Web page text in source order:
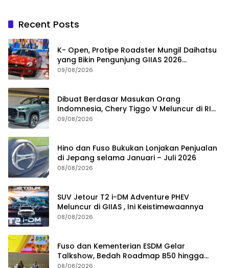
Recent Posts
K- Open, Protipe Roadster Mungil Daihatsu
yang Bikin Pengunjung GIIAS 2026
Penasaran
09/08/2026
Dibuat Berdasar Masukan Orang
Indomnesia, Chery Tiggo V Meluncur di RI
Kuartal IV Tahun Ini
09/08/2026
Hino dan Fuso Bukukan Lonjakan Penjualan
di Jepang selama Januari – Juli 2026
08/08/2026
SUV Jetour T2 i-DM Adventure PHEV
Meluncur di GIIAS , Ini Keistimewaannya
08/08/2026
Fuso dan Kementerian ESDM Gelar
Talkshow, Bedah Roadmap B50 hingga
Dampaknya
08/08/2026